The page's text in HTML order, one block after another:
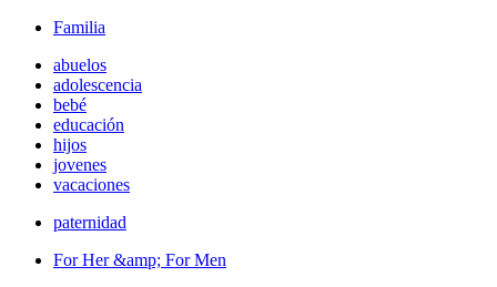
Familia
abuelos
adolescencia
bebé
educación
hijos
jovenes
vacaciones
paternidad
For Her &amp; For Men